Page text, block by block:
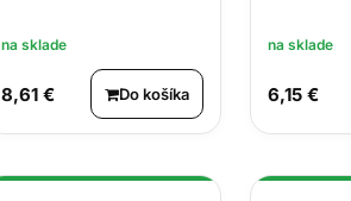
na sklade
8,61 € Do košíka
na sklade
6,15 €